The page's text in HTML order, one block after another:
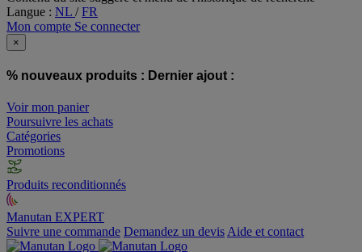
Langue : NL /FR
Mon compte Se connecter
×
% nouveaux produits : Dernier ajout :
Voir mon panier
Poursuivre les achats
Catégories
Promotions
Produits reconditionnés
Manutan EXPERT
Suivre une commande Demandez un devis Aide et contact